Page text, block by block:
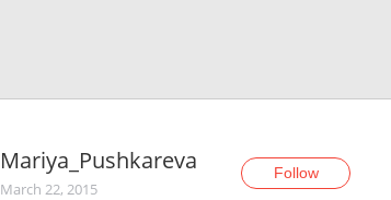
Mariya_Pushkareva
March 22, 2015
Follow